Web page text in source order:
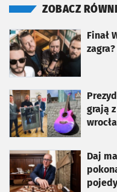
ZOBACZ
Finał
otworzy się w nowej
grają
otworzy się w nowej
Daj
otworzy się w nowej